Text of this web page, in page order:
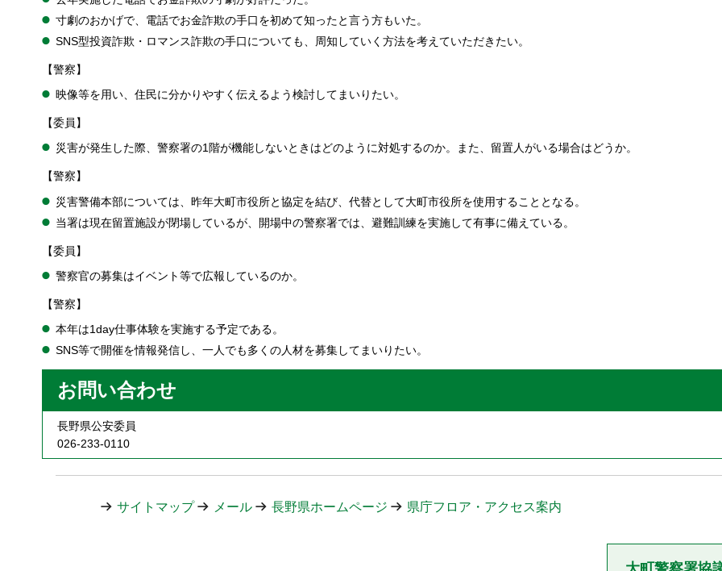
寸劇のおかげで、電話でお金詐欺の手口を初めて知ったと言う方もいた。
SNS型投資詐欺・ロマンス詐欺の手口についても、周知していく方法を考えていただきたい。
【警察】
映像等を用い、住民に分かりやすく伝えるよう検討してまいりたい。
【委員】
災害が発生した際、警察署の1階が機能しないときはどのように対処するのか。また、留置人がいる場合はどうか。
【警察】
災害警備本部については、昨年大町市役所と協定を結び、代替として大町市役所を使用することとなる。
当署は現在留置施設が閉場しているが、開場中の警察署では、避難訓練を実施して有事に備えている。
【委員】
警察官の募集はイベント等で広報しているのか。
【警察】
本年は1day仕事体験を実施する予定である。
SNS等で開催を情報発信し、一人でも多くの人材を募集してまいりたい。
お問い合わせ
長野県公安委員
026-233-0110
サイトマップ メール 長野県ホームページ 県庁フロア・アクセス案内